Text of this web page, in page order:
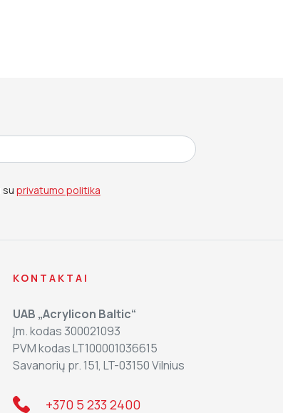
su privatumo politika
KONTAKTAI
UAB „Acrylicon Baltic“
Įm. kodas 300021093
PVM kodas LT100001036615
Savanorių pr. 151, LT-03150 Vilnius
+370 5 233 2400